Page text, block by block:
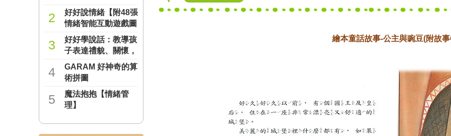
2
好好說情緒【附48張
情緒智能互動遊戲圖
卡】
NT$277
3
好好學說話：教導孩
子表達禮貌、關懷，
避免衝突的溝通方法
（附18張好人緣互動
遊戲圖卡）
NT$237
4
GARAM 好神奇的算
術拼圖
NT$221
5
魔法抱抱【情緒管
理】
NT$221
繪本童話故事-公主與豌豆(附故